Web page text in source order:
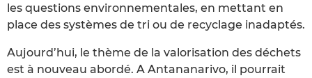
les questions environnementales, en mettant en
place des systèmes de tri ou de recyclage inadaptés.
Aujourd’hui, le thème de la valorisation des déchets
est à nouveau abordé. A Antananarivo, il pourrait